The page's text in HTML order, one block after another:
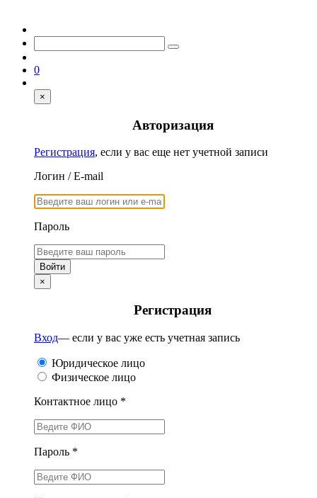
0
×
Авторизация
Регистрация, если у вас еще нет учетной записи
Логин / E-mail
Пароль
×
Регистрация
Вход— если у вас уже есть учетная запись
Юридическое лицо
Физическое лицо
Контактное лицо *
Пароль *